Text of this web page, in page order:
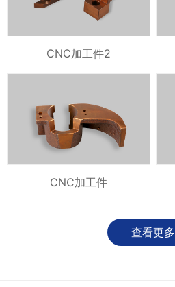
CNC加工件2
CNC加工件
查看更多